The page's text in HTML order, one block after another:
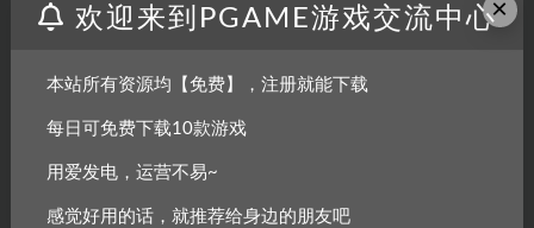
GeForce RTX 2070, Radeon RX 5700 or
存储空间:需要 2 GB 可用空间
×
欢迎来到PGAME游戏交流中心
本站所有资源均【免费】，注册就能下载
每日可免费下载10款游戏
用爱发电，运营不易~
感觉好用的话，就推荐给身边的朋友吧